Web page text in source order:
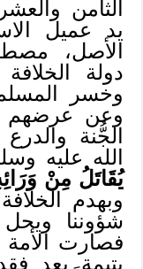
يد عميل
الأصل،
دولة
وخسر
وعن عرضهم
الجُّنة
الله عليه
يُقَاتَلُ مِنْ
وبهدم
شؤوننا
فصارت الأمة
يتيمة بعد